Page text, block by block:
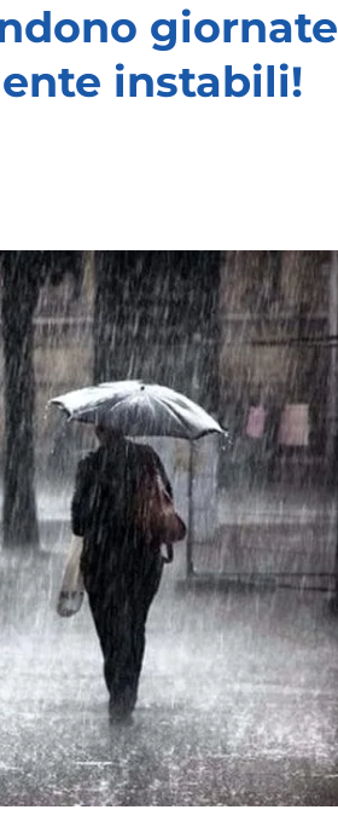
Sicilia
Weather
Sicily.it
giornate
instabili!